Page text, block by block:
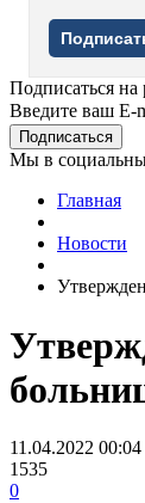
Подписаться на
Введите ваш E-
Подписаться
Мы в
Главная
Новости
11.04.2022 00:04
1535
0